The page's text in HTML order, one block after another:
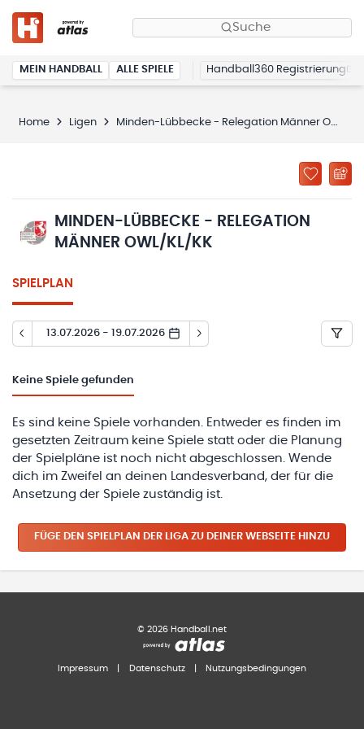
Suche
MEIN HANDBALL ALLE SPIELE Handball360 Registrierung
Home Ligen Minden-Lübbecke - Relegation Männer OWL/KL/KK
MINDEN-LÜBBECKE - RELEGATION
MÄNNER OWL/KL/KK
SPIELPLAN
13.07.2026 - 19.07.2026
Keine Spiele gefunden
Es sind keine Spiele vorhanden. Entweder es finden im
gesetzten Zeitraum keine Spiele statt oder die Planung
der Spielpläne ist noch nicht abgeschlossen. Wende
dich im Zweifel an deinen Landesverband, der für die
Ansetzung der Spiele zuständig ist.
FÜGE DEN SPIELPLAN DER LIGA ZU DEINER WEBSEITE HINZU
© 2026 Handball.net
Impressum Datenschutz Nutzungsbedingungen